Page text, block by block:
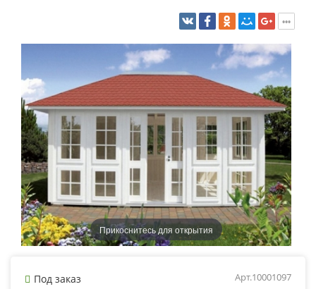
Прикоснитесь для открытия
Под заказ Арт.10001097